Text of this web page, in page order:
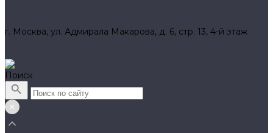
г. Москва, ул. Адмирала Макарова, д. 6, стр. 13, 4-й этаж
Поиск